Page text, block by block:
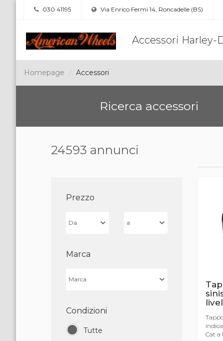
030 41195 Via Enrico Fermi 14, Roncadelle (BS)
Accessori Harley-
Homepage Accessori
Ricerca accessori
24593 annunci
Prezzo
Marca
Condizioni
Tutte
livel
Cat a